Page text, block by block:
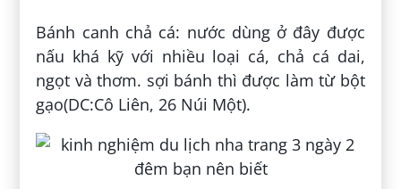
Bánh canh chả cá: nước dùng ở đây được
nấu khá kỹ với nhiều loại cá, chả cá dai,
ngọt và thơm. sợi bánh thì được làm từ bột
gạo(DC:Cô Liên, 26 Núi Một).